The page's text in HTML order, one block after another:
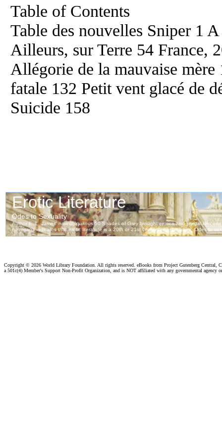
Table of Contents
Table des nouvelles Sniper 1
Ailleurs, sur Terre 54 France,
Allégorie de la mauvaise
fatale 132 Petit vent glacé de
Suicide 158
Copyright © 2026 World Library Foundation. All rights reserved. eBooks from Project Gutenberg Central,
a 501c(4) Member's Support Non-Profit Organization, and is NOT affiliated with any governmental agency